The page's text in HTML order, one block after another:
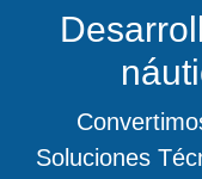
Soluciones